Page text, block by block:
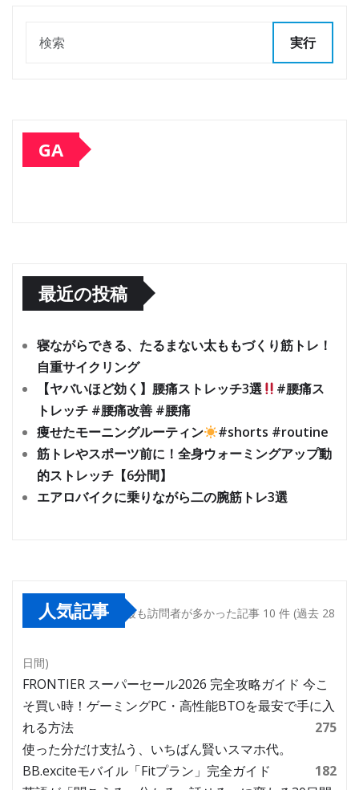
実行
GA
最近の投稿
寝ながらできる、たるまない太ももづくり筋トレ！
自重サイクリング
【ヤバいほど効く】腰痛ストレッチ3選
#腰痛ス
トレッチ #腰痛改善 #腰痛
痩せたモーニングルーティン
#shorts #routine
筋トレやスポーツ前に！全身ウォーミングアップ動
的ストレッチ【6分間】
エアロバイクに乗りながら二の腕筋トレ3選
人気記事 最も訪問者が多かった記事 10 件 (過去 28
日間)
FRONTIER スーパーセール2026 完全攻略ガイド 今こ
そ買い時！ゲーミングPC・高性能BTOを最安で手に入
れる方法
275
使った分だけ支払う、いちばん賢いスマホ代。
BB.exciteモバイル「Fitプラン」完全ガイド
182